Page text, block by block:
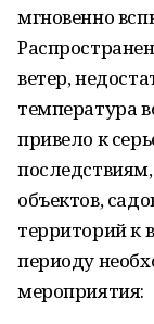
мгновенно
ветер,
температура
привело к
объектов,
территорий к
периоду
мероприятия: